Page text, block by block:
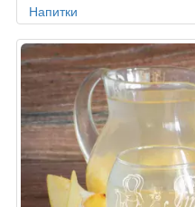
Напитки